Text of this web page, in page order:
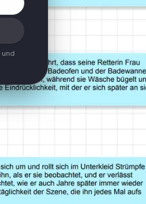
und